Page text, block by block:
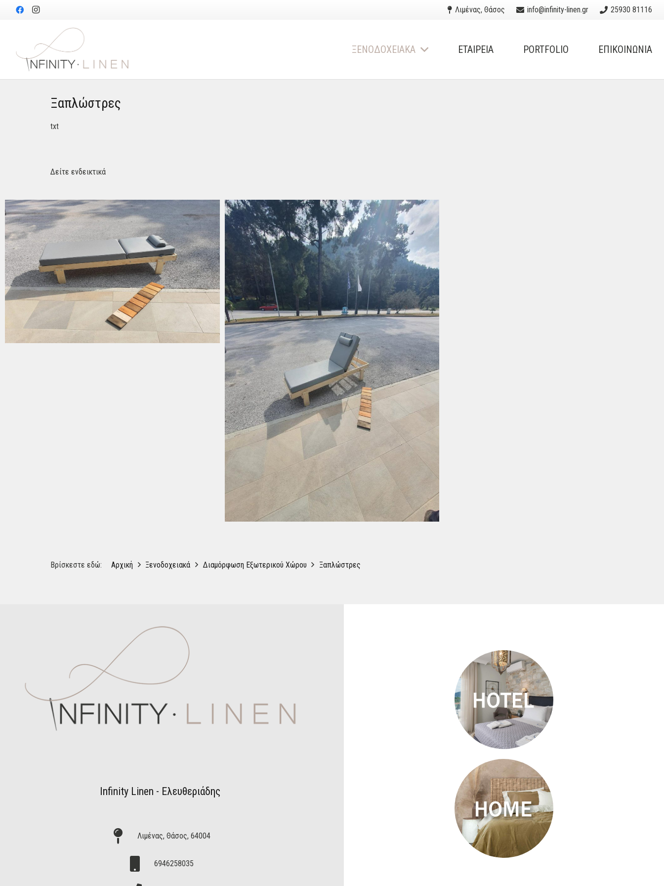
Λιμένας, Θάσος info@infinity-linen.gr 25930 81116
ΞΕΝΟΔΟΧΕΙΑΚΑ ΕΤΑΙΡΕΙΑ PORTFOLIO ΕΠΙΚΟΙΝΩΝΙΑ
Ξαπλώστρες
txt
Δείτε ενδεικτικά
Βρίσκεστε εδώ: Αρχική Ξενοδοχειακά Διαμόρφωση Εξωτερικού Χώρου Ξαπλώστρες
Infinity Linen - Ελευθεριάδης
Λιμένας, Θάσος, 64004
6946258035